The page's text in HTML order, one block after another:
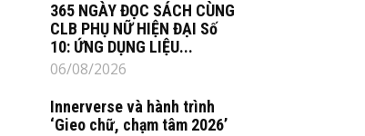
365 NGÀY ĐỌC SÁCH CÙNG
CLB PHỤ NỮ HIỆN ĐẠI Số
10: ỨNG DỤNG LIỆU...
06/08/2026
Innerverse và hành trình
‘Gieo chữ, chạm tâm 2026’